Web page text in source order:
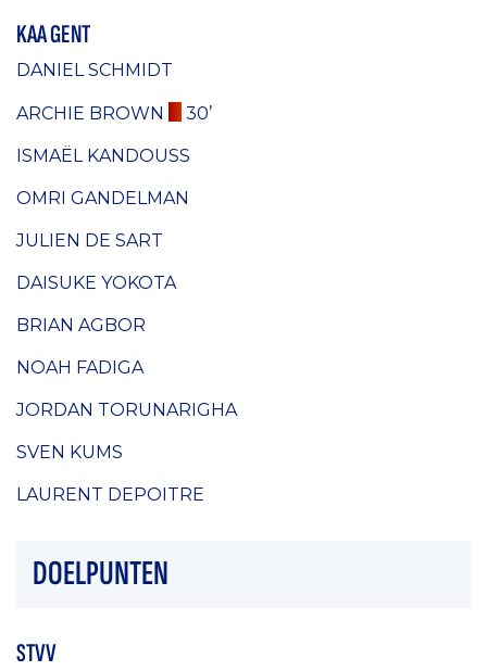
KAA GENT
DANIEL SCHMIDT
ARCHIE BROWN 30’
ISMAËL KANDOUSS
OMRI GANDELMAN
JULIEN DE SART
DAISUKE YOKOTA
BRIAN AGBOR
NOAH FADIGA
JORDAN TORUNARIGHA
SVEN KUMS
LAURENT DEPOITRE
DOELPUNTEN
STVV